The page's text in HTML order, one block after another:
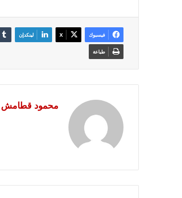
فيسبوك ‫X لينكدإن
طباعة
محمود قطامش